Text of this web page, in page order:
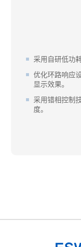
采用自研低功
优化环路响应
显示效果。
采用错相控制
度。